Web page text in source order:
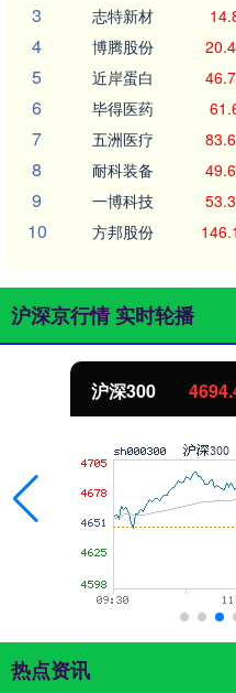
3 志特新材
4 博腾股份
5 近岸蛋白
6 毕得医药
7 五洲医疗
8 耐科装备
9 一博科技
10 方邦股份
沪深京行情 实时轮播
沪深300
热点资讯